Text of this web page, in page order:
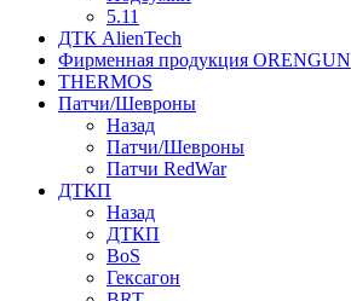
5.11
ДТК AlienTech
Фирменная продукция ORENGUN
THERMOS
Патчи/Шевроны
Назад
Патчи/Шевроны
Патчи RedWar
ДТКП
Назад
ДТКП
BoS
Гексагон